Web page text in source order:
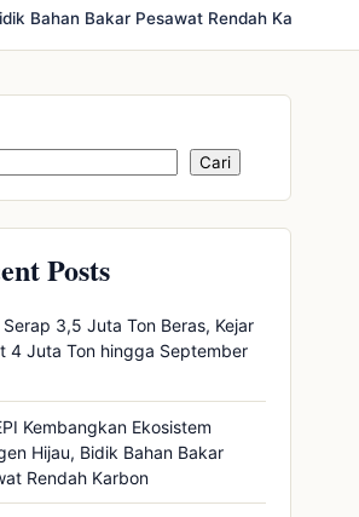
Bahan Bakar Pesawat Rendah Karbon
Cari
Posts
Serap 3,5 Juta Ton Beras, Kejar
4 Juta Ton hingga September
Kembangkan Ekosistem
Hijau, Bidik Bahan Bakar
Rendah Karbon